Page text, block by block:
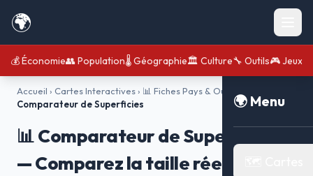
🌍
💰 Économie👥 Population🌡️ Géographie🏛️ Culture🔧 Outils🎮 Jeux
🌍 Menu
Accueil › Cartes Interactives› 📊 Fiches Pays & Outils
Comparateur de Superficies
📊 Comparateur de Superficies
— Comparez la taille réelle des